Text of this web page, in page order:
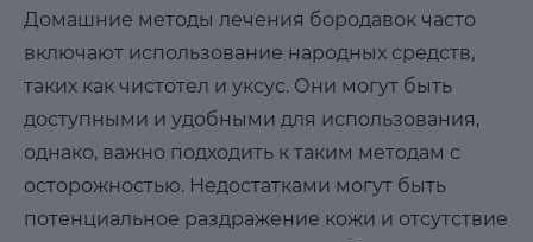
Домашние методы лечения бородавок часто
включают использование народных средств,
таких как чистотел и уксус. Они могут быть
доступными и удобными для использования,
однако, важно подходить к таким методам с
осторожностью. Недостатками могут быть
потенциальное раздражение кожи и отсутствие